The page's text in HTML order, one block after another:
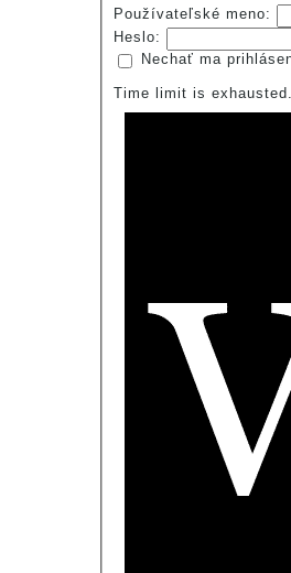
Používateľské meno:
Heslo:
Nechať ma
Time limit is